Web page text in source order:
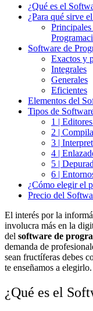
¿Qué es el
¿Para qué sirve
Software de
Exactos y
Integrales
Generales
Eficientes
Elementos del
Tipos de
1 |
2 |
3 |
4 |
5 |
6 |
¿Cómo elegir el
Precio del
El interés por la
involucra más en la
del software de
demanda de
sean fructíferas debes
te enseñamos a elegirlo.
¿Qué es el